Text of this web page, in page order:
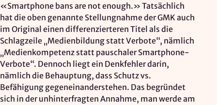
«Smartphone bans are not enough.» Tatsächlich
hat die oben genannte Stellungnahme der GMK auch
im Original einen differenzierteren Titel als die
Schlagzeile „Medienbildung statt Verbote“, nämlich
„Medienkompetenz statt pauschaler Smartphone-
Verbote“. Dennoch liegt ein Denkfehler darin,
nämlich die Behauptung, dass Schutz vs.
Befähigung gegeneinanderstehen. Das begründet
sich in der unhinterfragten Annahme, man werde am